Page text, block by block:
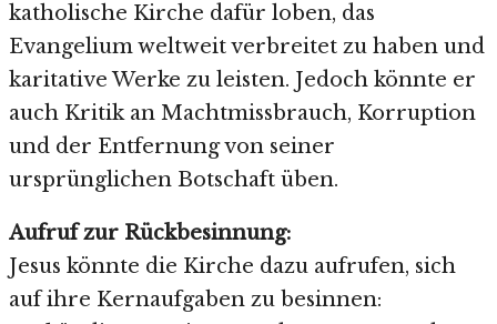
katholische Kirche dafür loben, das
Evangelium weltweit verbreitet zu haben und
karitative Werke zu leisten. Jedoch könnte er
auch Kritik an Machtmissbrauch, Korruption
und der Entfernung von seiner
ursprünglichen Botschaft üben.
Aufruf zur Rückbesinnung:
Jesus könnte die Kirche dazu aufrufen, sich
auf ihre Kernaufgaben zu besinnen: